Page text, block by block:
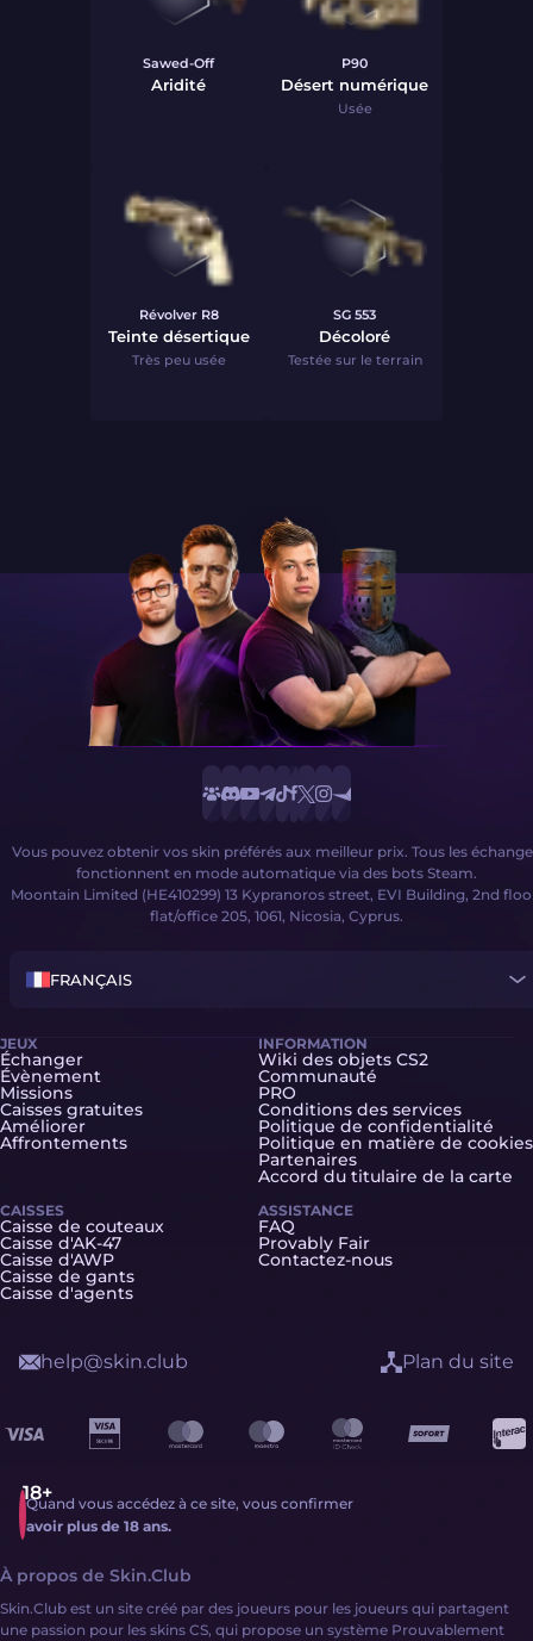
Sawed-Off
Aridité
P90
Désert numérique
Usée
Révolver R8
Teinte désertique
Très peu usée
SG 553
Décoloré
Testée sur le terrain
Vous pouvez obtenir vos skin préférés aux meilleur prix. Tous les
fonctionnent en mode automatique via des bots Steam.
Moontain Limited (HE410299) 13 Kypranoros street, EVI Building, 2nd
flat/office 205, 1061, Nicosia, Cyprus.
FRANÇAIS
JEUX
Échanger
Évènement
Missions
Caisses gratuites
Améliorer
Affrontements
CAISSES
Caisse de couteaux
Caisse d'AK-47
Caisse d'AWP
Caisse de gants
Caisse d'agents
INFORMATION
Wiki des objets CS2
Communauté
PRO
Conditions des services
Politique de confidentialité
Politique en matière de cookies
Partenaires
Accord du titulaire de la carte
ASSISTANCE
FAQ
Provably Fair
Contactez-nous
Quand vous accédez à ce site, vous confirmer
avoir plus de 18 ans.
help@skin.club Plan du site
À propos de Skin.Club
Skin.Club est un site créé par des joueurs pour les joueurs qui partagent
une passion pour les skins CS, qui propose un système Prouvablement